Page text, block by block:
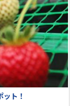
ト！